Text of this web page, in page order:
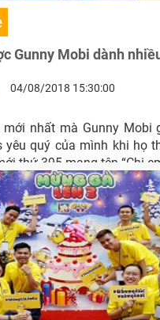
Gunny Mobi dành
04/08/2018 15:30:00
nhất mà Gunny Mobi
yêu quý của mình khi họ
thứ 395 mang tên “Chị